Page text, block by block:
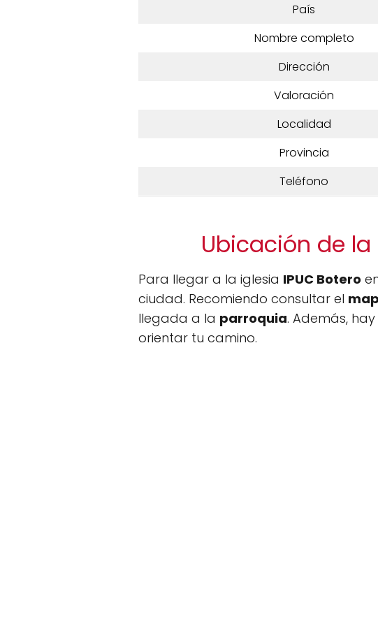
País
Nombre completo
Dirección
Valoración
Localidad
Provincia
Teléfono
Ubicación de la
Para llegar a la iglesia IPUC Botero
ciudad. Recomiendo consultar el
llegada a la parroquia. Además,
orientar tu camino.